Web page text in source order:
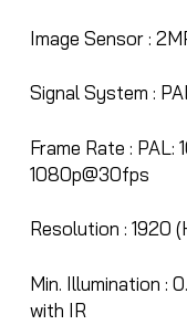
Image Sensor :
Signal System :
Frame Rate : PAL:
1080p@30fps
Resolution : 1920
Min. Illumination :
with IR